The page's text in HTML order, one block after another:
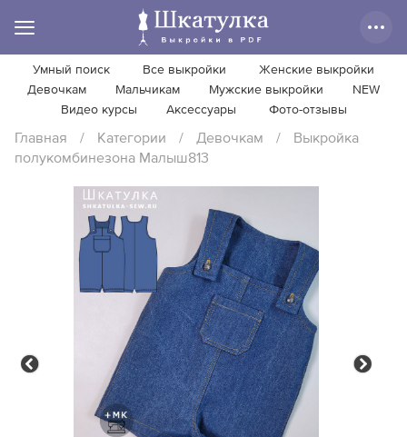
Умный поиск Все выкройки
Женские выкройки
Девочкам
Мальчикам Мужские выкройки
NEW
Видео курсы
Аксессуары Фото-отзывы
Главная / Категории / Девочкам /
Выкройка
полукомбинезона Малыш813